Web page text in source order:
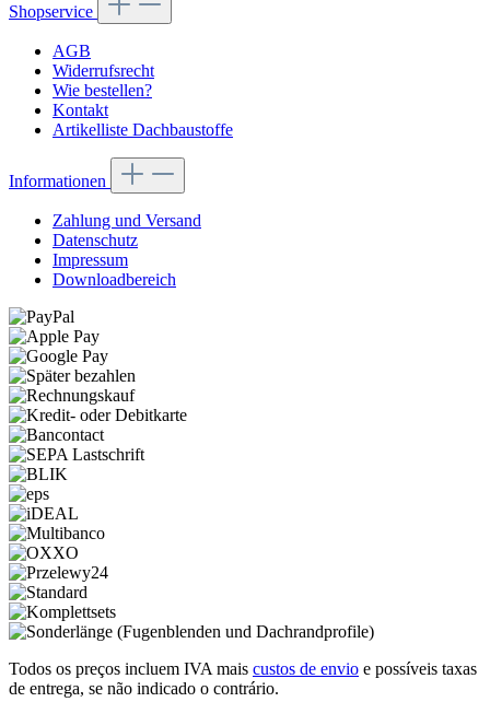
Shopservice
AGB
Widerrufsrecht
Wie bestellen?
Kontakt
Artikelliste Dachbaustoffe
Informationen
Zahlung und Versand
Datenschutz
Impressum
Downloadbereich
Todos os preços incluem IVA mais custos de envio e possíveis taxas
de entrega, se não indicado o contrário.